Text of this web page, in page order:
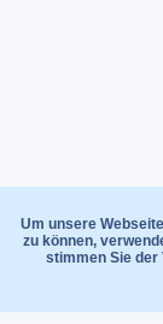
Um unsere
zu können,
stimmen Sie der